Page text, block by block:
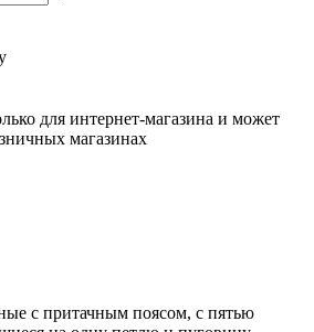
для интернет-магазина и может
магазинах
с притачным поясом, с пятью